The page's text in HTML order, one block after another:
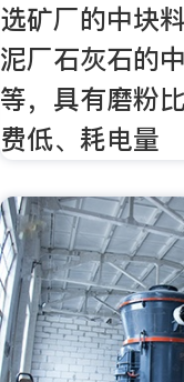
选矿厂的中块
泥厂石灰石的
等，具有磨粉
费低、耗电量